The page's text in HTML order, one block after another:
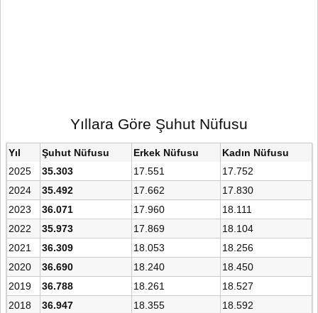
Yıllara Göre Şuhut Nüfusu
Yıl Şuhut Nüfusu Erkek Nüfusu
Kadın Nüfusu
2025
35.303 17.551
17.752
2024
35.492 17.662
17.830
2023
36.071 17.960
18.111
2022
35.973 17.869
18.104
2021
36.309 18.053
18.256
2020
36.690 18.240
18.450
2019
36.788 18.261
18.527
2018
36.947 18.355
18.592